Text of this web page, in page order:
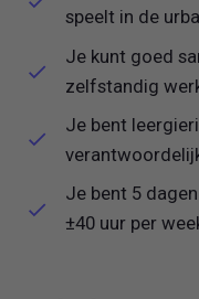
speelt in de
Je kunt goed
zelfstandig
Je bent
Je bent 5
±40 uur per